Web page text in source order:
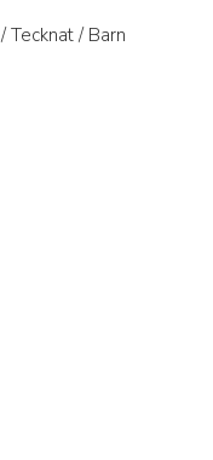
Tecknat / Barn